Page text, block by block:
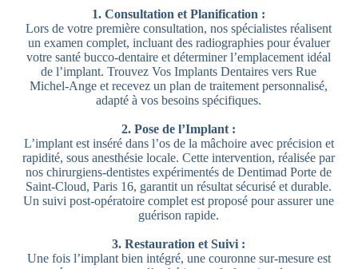
1. Consultation et Planification :
Lors de votre première consultation, nos spécialistes réalisent
un examen complet, incluant des radiographies pour évaluer
votre santé bucco-dentaire et déterminer l’emplacement idéal
de l’implant. Trouvez Vos Implants Dentaires vers Rue
Michel-Ange et recevez un plan de traitement personnalisé,
adapté à vos besoins spécifiques.
2. Pose de l’Implant :
L’implant est inséré dans l’os de la mâchoire avec précision et
rapidité, sous anesthésie locale. Cette intervention, réalisée par
nos chirurgiens-dentistes expérimentés de Dentimad Porte de
Saint-Cloud, Paris 16, garantit un résultat sécurisé et durable.
Un suivi post-opératoire complet est proposé pour assurer une
guérison rapide.
3. Restauration et Suivi :
Une fois l’implant bien intégré, une couronne sur-mesure est